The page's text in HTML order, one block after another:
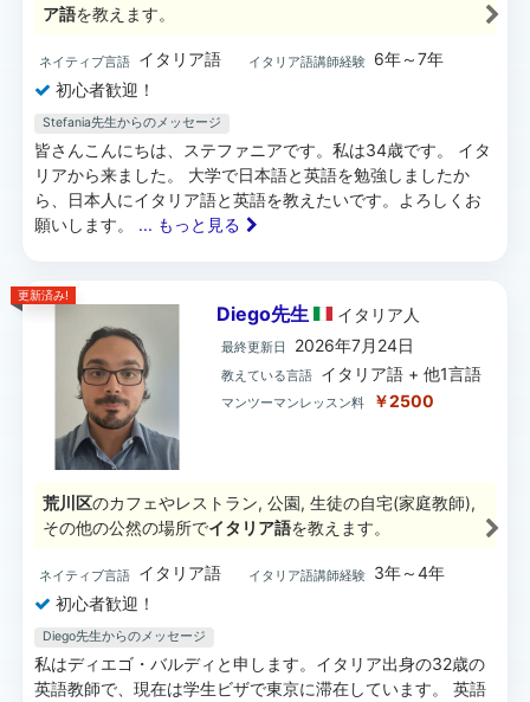
ア語を教えます。
ネイティブ言語 イタリア語 イタリア語講師経験
6年～7年
初心者歓迎！
Stefania先生からのメッセージ
皆さんこんにちは、ステファニアです。私は34歳です。 イタ
リアから来ました。 大学で日本語と英語を勉強しましたか
ら、日本人にイタリア語と英語を教えたいです。よろしくお
願いします。 ... もっと見る
更新済み!
Diego先生 イタリア 人
最終更新日 2026年7月24日
教えている言語 イタリア語 + 他1言語
マンツーマンレッスン料 ￥2500
荒川区のカフェやレストラン, 公園, 生徒の自宅(家庭教師),
その他の公然の場所でイタリア語を教えます。
ネイティブ言語 イタリア語 イタリア語講師経験
3年～4年
初心者歓迎！
Diego先生からのメッセージ
私はディエゴ・バルディと申します。イタリア出身の32歳の
英語教師で、現在は学生ビザで東京に滞在しています。 英語